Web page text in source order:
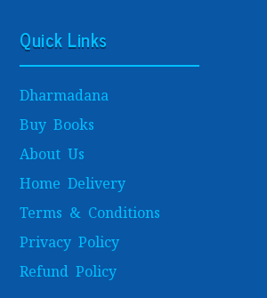
Quick Links
Dharmadana
Buy Books
About Us
Home Delivery
Terms & Conditions
Privacy Policy
Refund Policy